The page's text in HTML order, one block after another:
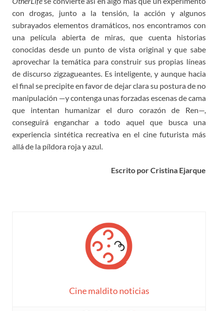
con drogas, junto a la tensión, la acción y algunos
subrayados elementos dramáticos, nos encontramos con
una película abierta de miras, que cuenta historias
conocidas desde un punto de vista original y que sabe
aprovechar la temática para construir sus propias líneas
de discurso zigzagueantes. Es inteligente, y aunque hacia
el final se precipite en favor de dejar clara su postura de no
manipulación —y contenga unas forzadas escenas de cama
que intentan humanizar el duro corazón de Ren—,
conseguirá enganchar a todo aquel que busca una
experiencia sintética recreativa en el cine futurista más
allá de la píldora roja y azul.
Escrito por Cristina Ejarque
Cine maldito noticias